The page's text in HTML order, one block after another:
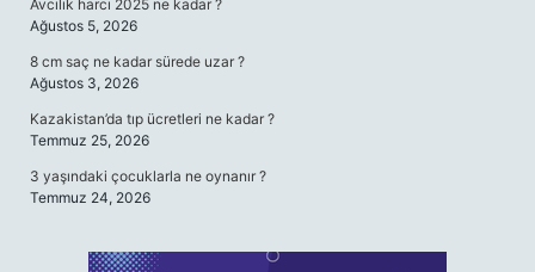
Avcılık harcı 2025 ne kadar ?
Ağustos 5, 2026
8 cm saç ne kadar sürede uzar ?
Ağustos 3, 2026
Kazakistan’da tıp ücretleri ne kadar ?
Temmuz 25, 2026
3 yaşındaki çocuklarla ne oynanır ?
Temmuz 24, 2026